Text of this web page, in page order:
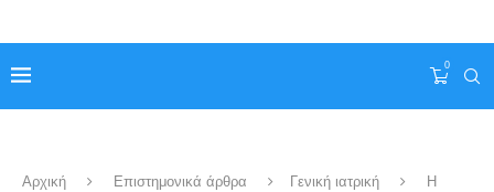
0
Αρχική Επιστημονικά άρθρα Γενική ιατρική
Η